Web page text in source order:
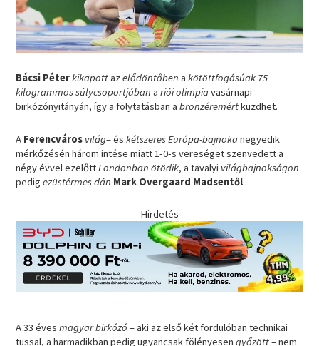
Bácsi Péterkikapottazelődöntőben akötöttfogásúak 75
kilogrammos súlycsoportjában ariói olimpiavasárnapi
birkózónyitányán, így a folytatásban abronzéremértküzdhet.
A Ferencváros világ– éskétszeres Európa-bajnokanegyedik
mérkőzésén három intése miatt 1-0-s vereséget szenvedett a
négy évvel ezelőttLondonban ötödik, a tavalyi világbajnokságon
pedigezüstérmesdán Mark Overgaard Madsentől.
Hirdetés
A 33 évesmagyar birkózó – aki az első két fordulóban technikai
tussal, a harmadikban pedig ugyancsak fölényesengyőzött– nem